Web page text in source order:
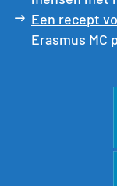
Een recept
Erasmus